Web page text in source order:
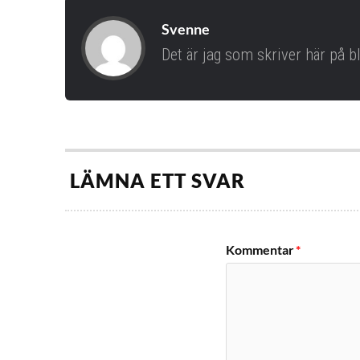
Svenne
Det är jag som skriver här på
LÄMNA ETT SVAR
Kommentar*